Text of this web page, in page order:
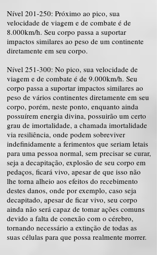
Nível 201-250: Próximo ao pico, sua
velocidade de viagem e de combate é de
8.000km/h. Seu corpo passa a suportar
impactos similares ao peso de um continente
diretamente em seu corpo.
Nível 251-300: No pico, sua velocidade de
viagem e de combate é de 9.000km/h. Seu
corpo passa a suportar impactos similares ao
peso de vários continentes diretamente em seu
corpo, porém, neste ponto, enquanto ainda
possuírem energia divina, possuirão um certo
grau de imortalidade, a chamada imortalidade
via resiliência, onde podem sobreviver
indefinidamente a ferimentos que seriam letais
para uma pessoa normal, sem precisar se curar,
seja a decapitação, explosão de seu corpo em
pedaços, ficará vivo, apesar de que isso não
lhe torna alheio aos efeitos do recebimento
destes danos, onde por exemplo, caso seja
decapitado, apesar de ficar vivo, seu corpo
ainda não será capaz de tomar ações comuns
devido a falta de conexão com o cérebro,
tornando necessário a extinção de todas as
suas células para que possa realmente morrer.